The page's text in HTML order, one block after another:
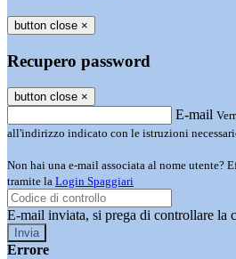
button close ×
Recupero password
button close ×
E-mail
all'indirizzo indicato con le istruzioni
Non hai una e-mail associata al nome utente?
tramite la Login Spaggiari
E-mail inviata, si prega di controllare la
Errore